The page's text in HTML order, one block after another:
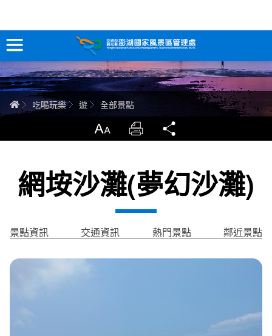
跳
到
主
要
內
容
訊息專區
關於澎湖
智慧觀光情報站
全部景點
首頁吃喝玩樂 遊 全部景點
放大 列印
網垵沙灘(夢幻沙灘)
景點資訊 交通資訊 熱門景點 鄰近景點